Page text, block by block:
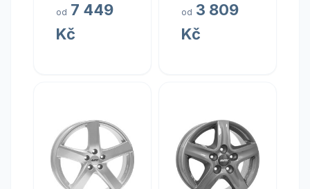
od 7 449
Kč
od 3 809
Kč